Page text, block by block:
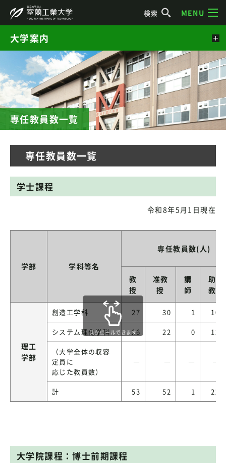
検索 MENU
専任教員数一覧
専任教員数一覧
学士課程
令和8年5月1日現在
学部 学科等名
専任教員数(人)
教
授
准教
授
講
師
助
教
理工
学部
創造工学科 27 30 1 10
システム理化学科 26 22 0 12
（大学全体の収容
定員に
応じた教員数）
― ― ― ―
計 53 52 1 22
スクロールできます
大学院課程：博士前期課程
大学案内